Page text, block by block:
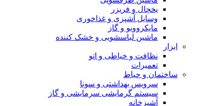
یخچال و فریزر
وسایل آشپزی و غذاخوری
مایکروویو و گاز
ماشین لباسشویی و خشک کننده
ابزار
نظافت و خیاطی و اتو
تعمیرات
ساختمان و حیاط
سرویس بهداشتی و سونا
سیستم گرمایشی سرمایشی و گاز
آشپزخانه